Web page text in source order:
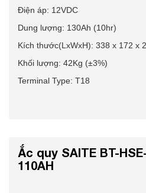
Điện áp: 12VDC
Dung lượng: 130Ah (10hr)
Kích thước(LxWxH): 338 x 172 x
Khối lượng: 42Kg (±3%)
Terminal Type: T18
Ắc quy SAITE BT-
110AH